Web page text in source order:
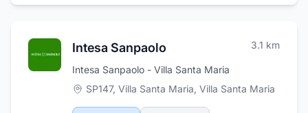
pratiche ASL, pratiche comunali,
famigliari del defunto la sicurezza e la
funzione.
Intesa Sanpaolo 3.1 km
Intesa Sanpaolo - Villa Santa Maria
SP147, Villa Santa Maria, Villa Santa Maria